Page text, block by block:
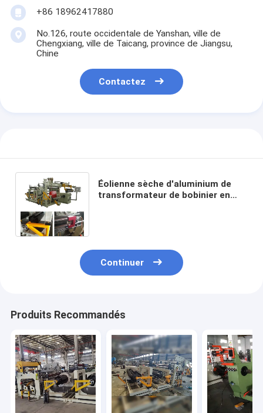
+86 18962417880
No.126, route occidentale de Yanshan, ville de
Chengxiang, ville de Taicang, province de Jiangsu,
Chine
Contactez
Éolienne sèche d'aluminium de
transformateur de bobinier en
Continuer
Produits Recommandés